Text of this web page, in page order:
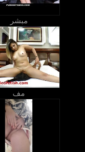
مبشر
مف